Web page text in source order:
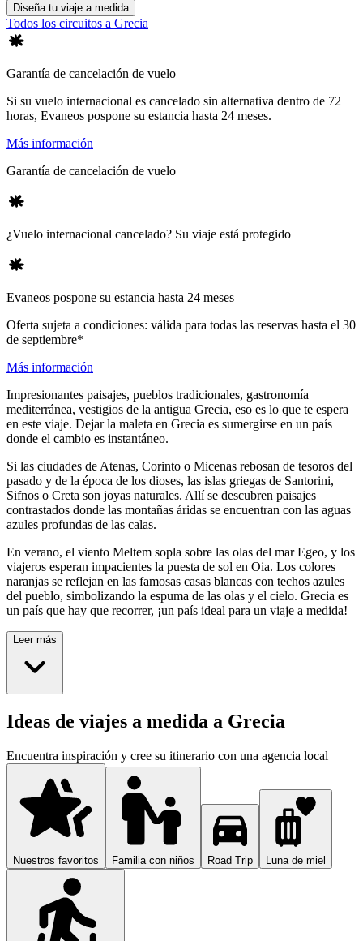
Diseña tu viaje a medida
Todos los circuitos a Grecia
Garantía de cancelación de vuelo
Si su vuelo internacional es cancelado sin alternativa dentro de 72
horas, Evaneos pospone su estancia hasta 24 meses.
Más información
Garantía de cancelación de vuelo
¿Vuelo internacional cancelado? Su viaje está protegido
Evaneos pospone su estancia hasta 24 meses
Oferta sujeta a condiciones: válida para todas las reservas hasta el 30
de septiembre*
Más información
Impresionantes paisajes, pueblos tradicionales, gastronomía
mediterránea, vestigios de la antigua Grecia, eso es lo que te espera
en este viaje. Dejar la maleta en Grecia es sumergirse en un país
donde el cambio es instantáneo.
Si las ciudades de Atenas, Corinto o Micenas rebosan de tesoros del
pasado y de la época de los dioses, las islas griegas de Santorini,
Sifnos o Creta son joyas naturales. Allí se descubren paisajes
contrastados donde las montañas áridas se encuentran con las aguas
azules profundas de las calas.
En verano, el viento Meltem sopla sobre las olas del mar Egeo, y los
viajeros esperan impacientes la puesta de sol en Oia. Los colores
naranjas se reflejan en las famosas casas blancas con techos azules
del pueblo, simbolizando la espuma de las olas y el cielo. Grecia es
un país que hay que recorrer, ¡un país ideal para un viaje a medida!
Leer más
Ideas de viajes a medida a Grecia
Encuentra inspiración y cree su itinerario con una agencia local
Nuestros favoritos Familia con niños Road Trip Luna de miel